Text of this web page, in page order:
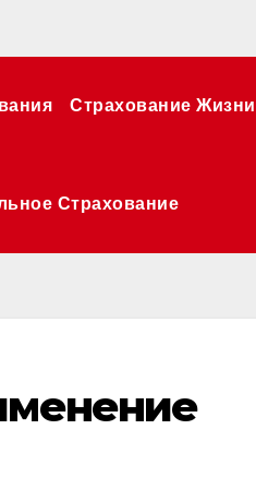
Страхование Жизни
Страхование